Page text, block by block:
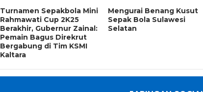
Turnamen Sepakbola Mini
Rahmawati Cup 2K25
Berakhir, Gubernur Zainal:
Pemain Bagus Direkrut
Bergabung di Tim KSMI
Kaltara
Mengurai Benang Kusut
Sepak Bola Sulawesi
Selatan